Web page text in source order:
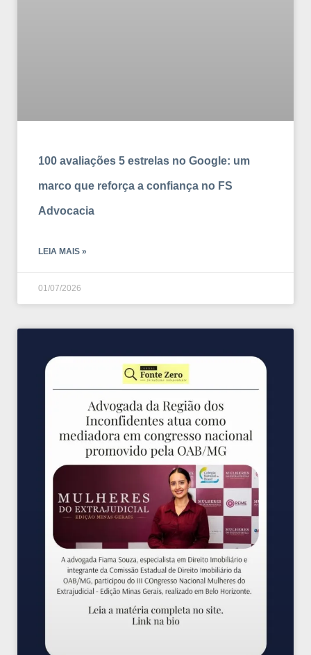
100 avaliações 5 estrelas no Google: um
marco que reforça a confiança no FS
Advocacia
LEIA MAIS »
01/07/2026